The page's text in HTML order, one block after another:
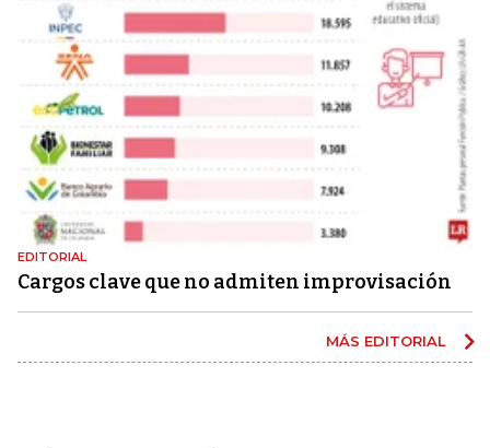
EDITORIAL
Cargos clave que no admiten improvisación
MÁS EDITORIAL